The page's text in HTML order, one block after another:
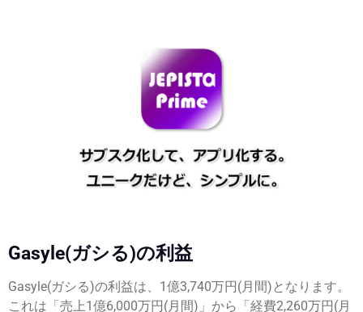
Gasyle(ガシる)の利益
Gasyle(ガシる)の利益は、1億3,740万円(月間)となります。
これは「売上1億6,000万円(月間)」から「経費2,260万円(月